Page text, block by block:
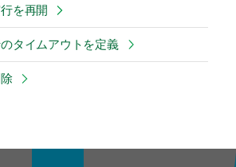
を再開
タイムアウトを定義